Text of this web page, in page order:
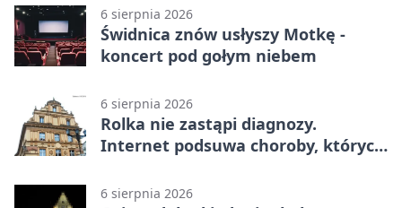
6 sierpnia 2026
Świdnica znów usłyszy Motkę -
koncert pod gołym niebem
6 sierpnia 2026
Rolka nie zastąpi diagnozy.
Internet podsuwa choroby, których
6 sierpnia 2026